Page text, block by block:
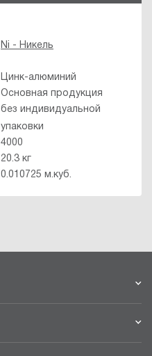
Ni - Никель
Цинк-алюминий
Основная продукция
без индивидуальной
упаковки
4000
20.3 кг
0.010725 м.куб.